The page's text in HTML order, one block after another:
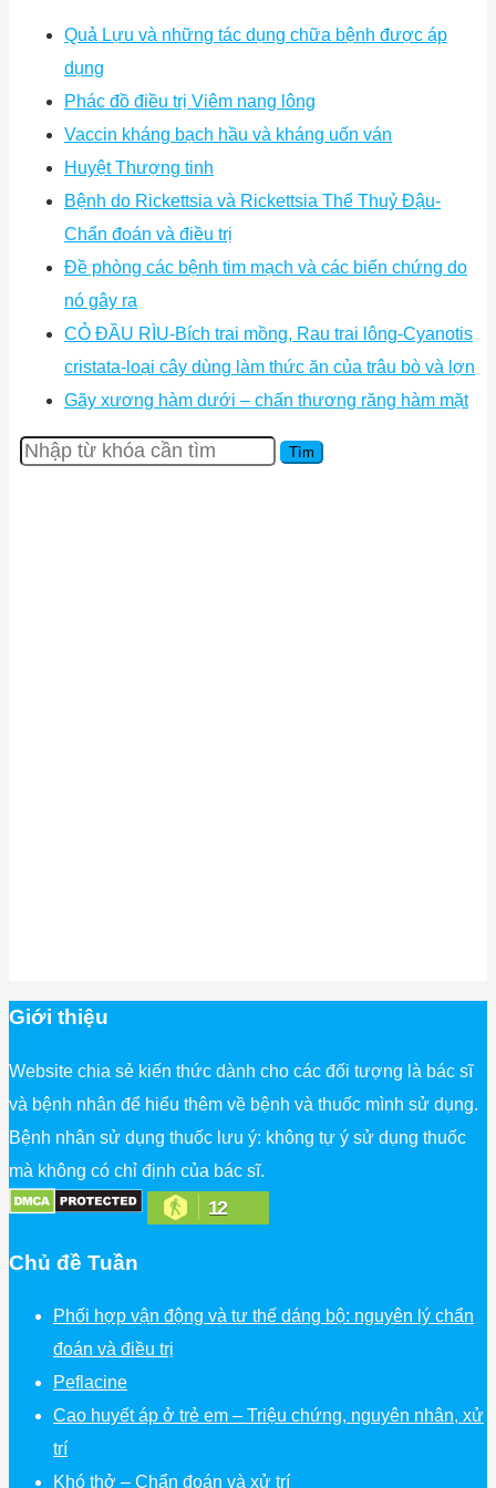
Quả Lựu và những tác dụng chữa bệnh được áp
dụng
Phác đồ điều trị Viêm nang lông
Vaccin kháng bạch hầu và kháng uốn ván
Huyệt Thượng tinh
Bệnh do Rickettsia và Rickettsia Thể Thuỷ Đậu-
Chẩn đoán và điều trị
Đề phòng các bệnh tim mạch và các biến chứng do
nó gây ra
CỎ ĐẦU RÌU-Bích trai mồng, Rau trai lông-Cyanotis
cristata-loại cây dùng làm thức ăn của trâu bò và lợn
Gãy xương hàm dưới – chấn thương răng hàm mặt
Giới thiệu
Website chia sẻ kiến thức dành cho các đối tượng là bác sĩ
và bệnh nhân để hiểu thêm về bệnh và thuốc mình sử dụng.
Bệnh nhân sử dụng thuốc lưu ý: không tự ý sử dụng thuốc
mà không có chỉ định của bác sĩ.
12
Chủ đề Tuần
Phối hợp vận động và tư thế dáng bộ: nguyên lý chẩn
đoán và điều trị
Peflacine
Cao huyết áp ở trẻ em – Triệu chứng, nguyên nhân, xử
trí
Khó thở – Chẩn đoán và xử trí